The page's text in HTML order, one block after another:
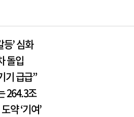
’ 심화
돌입
기 급급”
264.3조
약 ‘기여’